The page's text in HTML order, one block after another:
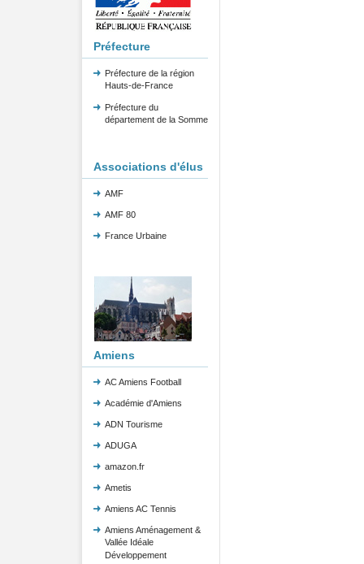
Préfecture
Préfecture de la région
Hauts-de-France
Préfecture du
département de la Somme
Associations d'élus
AMF
AMF 80
France Urbaine
Amiens
AC Amiens Football
Académie d'Amiens
ADN Tourisme
ADUGA
amazon.fr
Ametis
Amiens AC Tennis
Amiens Aménagement &
Vallée Idéale
Développement